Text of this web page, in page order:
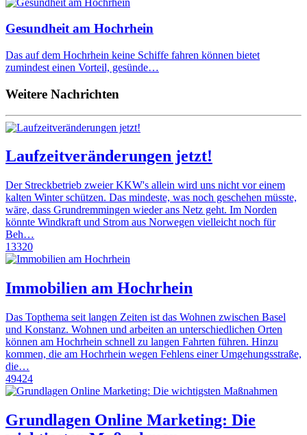
Gesundheit am Hochrhein
Das auf dem Hochrhein keine Schiffe fahren können bietet
zumindest einen Vorteil, gesünde…
Weitere Nachrichten
Laufzeitveränderungen jetzt!
Der Streckbetrieb zweier KKW's allein wird uns nicht vor einem
kalten Winter schützen. Das mindeste, was noch geschehen müsste,
wäre, dass Grundremmingen wieder ans Netz geht. Im Norden
könnte Windkraft und Strom aus Norwegen vielleicht noch für
Beh…
13320
Immobilien am Hochrhein
Das Topthema seit langen Zeiten ist das Wohnen zwischen Basel
und Konstanz. Wohnen und arbeiten an unterschiedlichen Orten
können am Hochrhein schnell zu langen Fahrten führen. Hinzu
kommen, die am Hochrhein wegen Fehlens einer Umgehungsstraße,
die…
49424
Grundlagen Online Marketing: Die